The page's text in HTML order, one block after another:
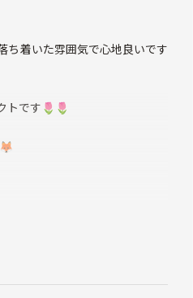
ち着いた雰囲気で心地良いです
トです🌷🌷